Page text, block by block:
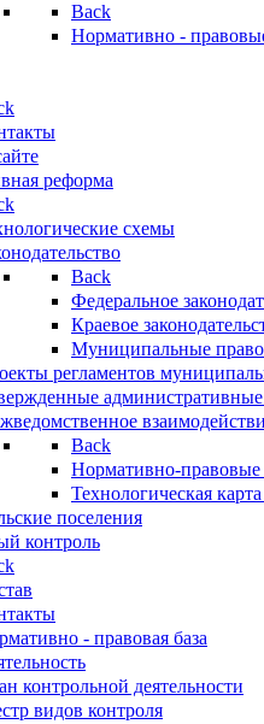
Back
Нормативно -
реформа
схемы
Back
Федеральное
Краевое
Муниципальные
регламентов
Back
Нормативно-правовые
Технологическая
поселения
контроль
- правовая база
контрольной деятельности
видов контроля